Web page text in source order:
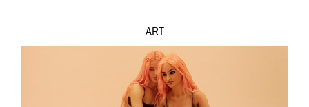
ART